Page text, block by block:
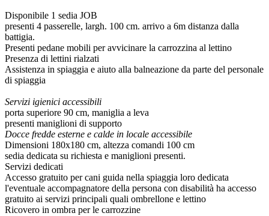
Disponibile 1 sedia JOB
presenti 4 passerelle, largh. 100 cm. arrivo a 6m distanza dalla
battigia.
Presenti pedane mobili per avvicinare la carrozzina al lettino
Presenza di lettini rialzati
Assistenza in spiaggia e aiuto alla balneazione da parte del personale
di spiaggia
Servizi igienici accessibili
porta superiore 90 cm, maniglia a leva
presenti maniglioni di supporto
Docce fredde esterne e calde in locale accessibile
Dimensioni 180x180 cm, altezza comandi 100 cm
sedia dedicata su richiesta e maniglioni presenti.
Servizi dedicati
Accesso gratuito per cani guida nella spiaggia loro dedicata
l'eventuale accompagnatore della persona con disabilità ha accesso
gratuito ai servizi principali quali ombrellone e lettino
Ricovero in ombra per le carrozzine